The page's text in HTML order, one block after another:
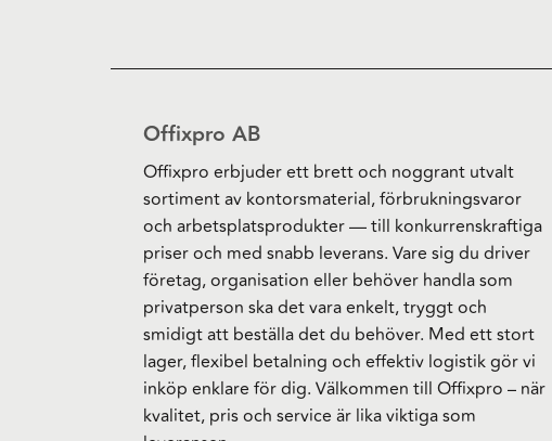
Offixpro AB
Offixpro erbjuder ett brett och noggrant utvalt
sortiment av kontorsmaterial, förbrukningsvaror
och arbetsplatsprodukter — till konkurrenskraftiga
priser och med snabb leverans. Vare sig du driver
företag, organisation eller behöver handla som
privatperson ska det vara enkelt, tryggt och
smidigt att beställa det du behöver. Med ett stort
lager, flexibel betalning och effektiv logistik gör vi
inköp enklare för dig. Välkommen till Offixpro – när
kvalitet, pris och service är lika viktiga som